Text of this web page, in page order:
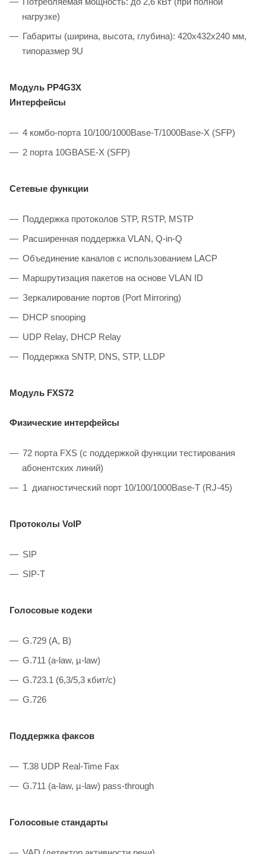
нагрузке)
Габариты (ширина, высота, глубина): 420x432x240 мм,
типоразмер 9U
Модуль PP4G3X
Интерфейсы
4 комбо-порта 10/100/1000Base-T/1000Base-X (SFP)
2 порта 10GBASE-X (SFP)
Сетевые функции
Поддержка протоколов STP, RSTP, MSTP
Расширенная поддержка VLAN, Q-in-Q
Объединение каналов с использованием LACP
Маршрутизация пакетов на основе VLAN ID
Зеркалирование портов (Port Mirroring)
DHCP snooping
UDP Relay, DHCP Relay
Поддержка SNTP, DNS, STP, LLDP
Модуль FXS72
Физические интерфейсы
72 порта FXS (с поддержкой функции тестирования
абонентских линий)
1 диагностический порт 10/100/1000Base-T (RJ-45)
Протоколы VoIP
SIP
SIP-T
Голосовые кодеки
G.729 (A, B)
G.711 (a-law, µ-law)
G.723.1 (6,3/5,3 кбит/с)
G.726
Поддержка факсов
T.38 UDP Real-Time Fax
G.711 (a-law, µ-law) pass-through
Голосовые стандарты